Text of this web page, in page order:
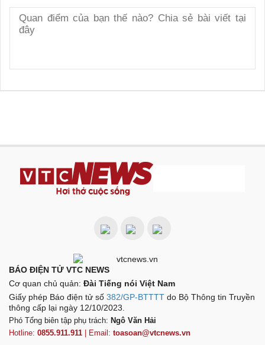
BÁO ĐIỆN TỬ VTC NEWS
Cơ quan chủ quản: Đài Tiếng nói Việt Nam
Giấy phép Báo điện tử số 382/GP-BTTTT do Bộ Thông tin Truyền
thông cấp lại ngày 12/10/2023.
Phó Tổng biên tập phụ trách: Ngô Văn Hải
Hotline: 0855.911.911 | Email: toasoan@vtcnews.vn